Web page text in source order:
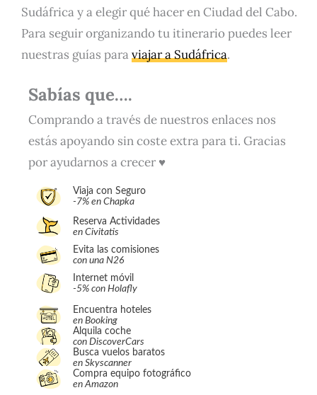
Sudáfrica y a elegir qué hacer en Ciudad del Cabo.
Para seguir organizando tu itinerario puedes leer
nuestras guías paraviajar a Sudáfrica.
Sabías que….
Comprando a través de nuestros enlaces nos
estás apoyando sin coste extra para ti. Gracias
por ayudarnos a crecer ♥
Viaja con Seguro
-7% en Chapka
Reserva Actividades
en Civitatis
Evita las comisiones
con una N26
Internet móvil
-5% con Holafly
Encuentra hoteles
en Booking
Alquila coche
con DiscoverCars
Busca vuelos baratos
en Skyscanner
Compra equipo fotográfico
en Amazon